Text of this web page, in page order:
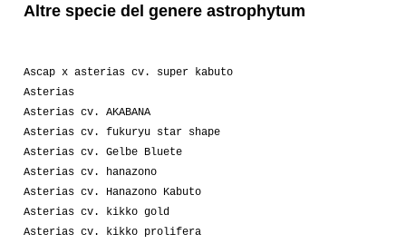
Altre specie del genere astrophytum
Ascap x asterias cv. super kabuto
Asterias
Asterias cv. AKABANA
Asterias cv. fukuryu star shape
Asterias cv. Gelbe Bluete
Asterias cv. hanazono
Asterias cv. Hanazono Kabuto
Asterias cv. kikko gold
Asterias cv. kikko prolifera